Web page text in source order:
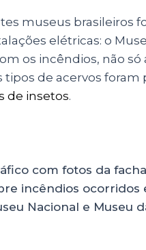
museus brasileiros
elétricas: o
os incêndios, não só
de acervos foram
de insetos.